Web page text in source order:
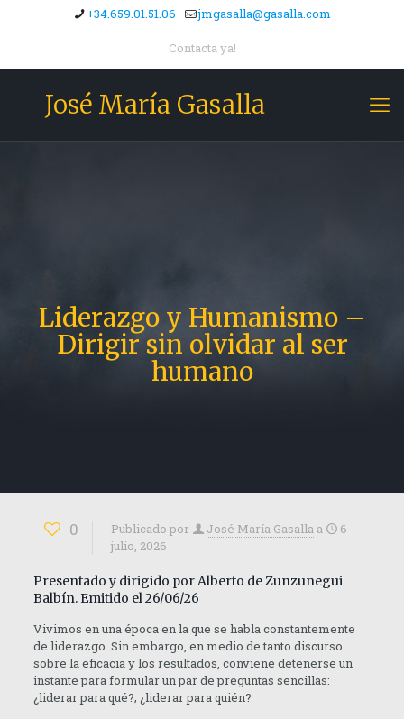
+34.659.01.51.06 jmgasalla@gasalla.com
Contacta ya!
José María Gasalla
Liderazgo y Humanismo –
Dirigir sin olvidar al ser
humano
0 Publicado por José María Gasalla a
6
julio, 2026
Presentado y dirigido por Alberto de Zunzunegui
Balbín. Emitido el 26/06/26
Vivimos en una época en la que se habla constantemente
de liderazgo. Sin embargo, en medio de tanto discurso
sobre la eficacia y los resultados, conviene detenerse un
instante para formular un par de preguntas sencillas:
¿liderar para qué?; ¿liderar para quién?